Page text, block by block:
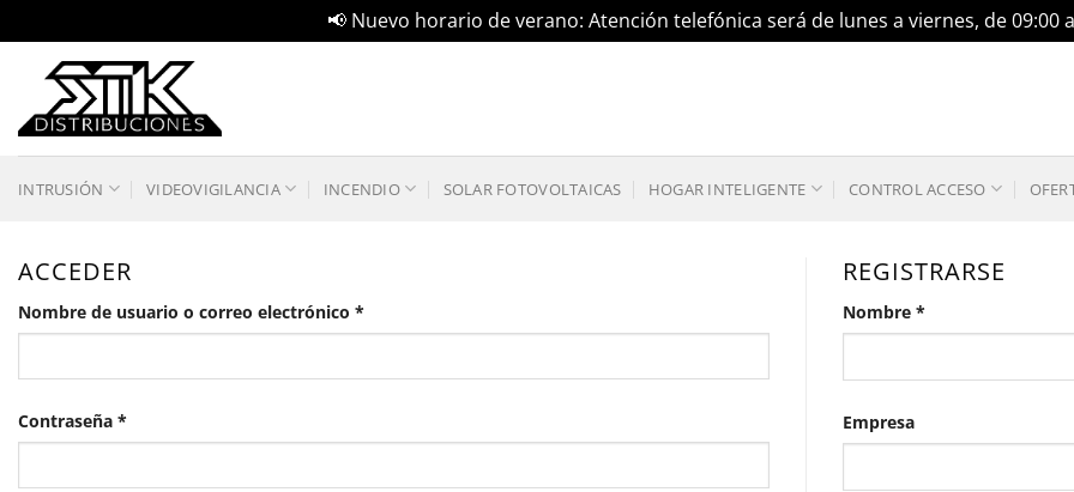
📢 Nuevo horario de verano: Atención telefónica será de lunes a viernes, de 09:00
contenido
INTRUSIÓN VIDEOVIGILANCIA INCENDIO SOLAR FOTOVOLTAICAS HOGAR INTELIGENTE CONTROL ACCESO
ACCEDER
Nombre de usuario o correo electrónico *Obligatorio
Contraseña *Obligatorio
REGISTRARSE
Nombre *
Empresa